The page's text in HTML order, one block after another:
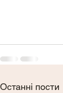
Останні пости